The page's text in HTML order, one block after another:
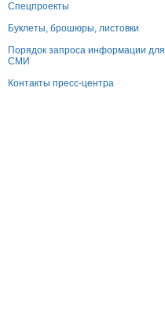
Спецпроекты
Буклеты, брошюры, листовки
Порядок запроса информации для
СМИ
Контакты пресс-центра